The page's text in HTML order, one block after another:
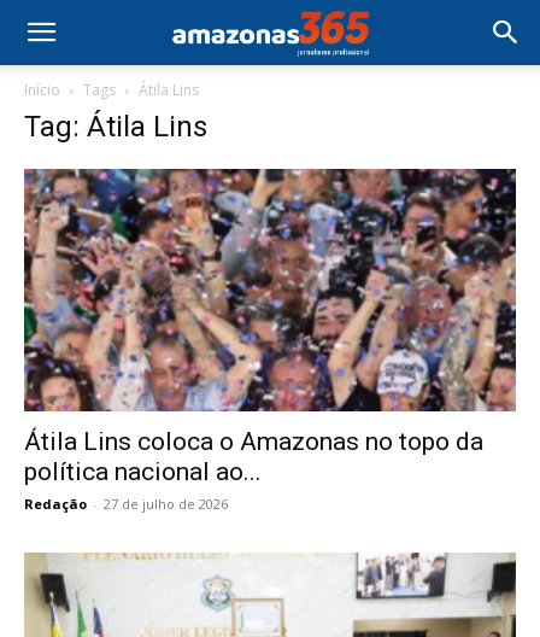
Início Tags Átila Lins
Tag: Átila Lins
Átila Lins coloca o Amazonas no topo da
política nacional ao...
Redação - 27 de julho de 2026